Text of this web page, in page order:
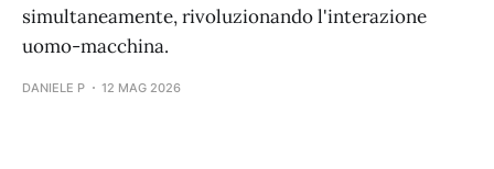
simultaneamente, rivoluzionando l'interazione
uomo-macchina.
DANIELE P 12 MAG 2026